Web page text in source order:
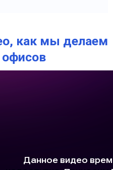
как мы делаем
офисов